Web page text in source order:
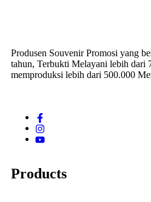
Produsen Souvenir Promosi yang
tahun, Terbukti Melayani lebih dari
memproduksi lebih dari 500.000
Products